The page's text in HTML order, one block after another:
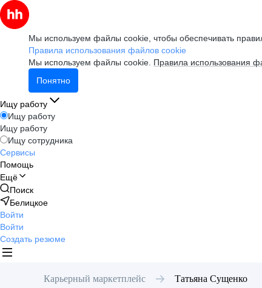
Мы используем файлы cookie, чтобы обеспечивать
Правила использования файлов cookie
Мы используем файлы cookie. Правила использования
Понятно
Ищу работу
Ищу работу
Ищу работу
Ищу сотрудника
Сервисы
Помощь
Ещё
Поиск
Белицкое
Войти
Войти
Создать резюме
Карьерный маркетплейс Татьяна Сущенко